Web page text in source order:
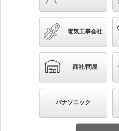
かんたん照
天井埋込型 LED（昼白色）
ト ビーム角19度・中角タイ
別売）／埋込穴φ125
1灯器具相当 LED 350形
電気工事会社
商社/問屋
パナソニック